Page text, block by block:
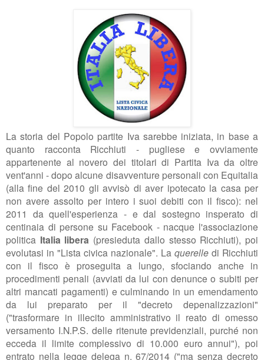
La storia del Popolo partite Iva sarebbe iniziata, in base a
quanto racconta Ricchiuti - pugliese e ovviamente
appartenente al novero dei titolari di Partita Iva da oltre
vent'anni - dopo alcune disavventure personali con Equitalia
(alla fine del 2010 gli avvisò di aver ipotecato la casa per
non avere assolto per intero i suoi debiti con il fisco): nel
2011 da quell'esperienza - e dal sostegno insperato di
centinaia di persone su Facebook - nacque l'associazione
politica Italia libera (presieduta dallo stesso Ricchiuti), poi
evolutasi in "Lista civica nazionale". La querelle di Ricchiuti
con il fisco è proseguita a lungo, sfociando anche in
procedimenti penali (avviati da lui con denunce o subiti per
altri mancati pagamenti) e culminando in un emendamento
da lui preparato per il "decreto depenalizzazioni"
("trasformare in illecito amministrativo il reato di omesso
versamento I.N.P.S. delle ritenute previdenziali, purché non
ecceda il limite complessivo di 10.000 euro annui"), poi
entrato nella legge delega n. 67/2014 ("ma senza decreto